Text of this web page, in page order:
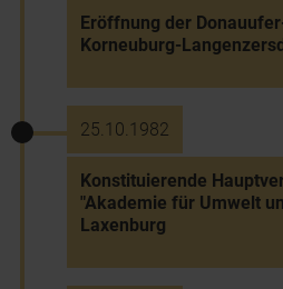
Eröffnung der
Korneuburg-
25.10.1982
Konstituierende
"Akademie für Umwelt
Laxenburg